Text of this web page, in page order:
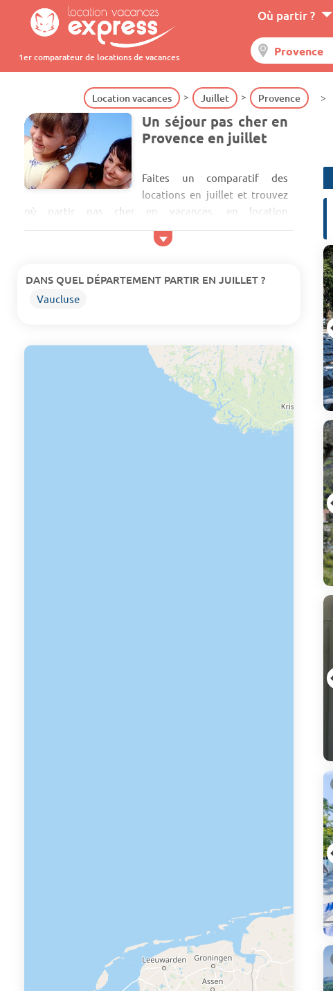
1er comparateur de locations de vacances
Où partir ?
Location vacances Juillet Provence
Un séjour pas cher en
Provence en juillet
Faites un comparatif des
locations en juillet et trouvez
où partir pas cher en vacances, en location
d'appartement avec terrasse, studio, villa, gîte, maison
avec piscine chauffée privée et jardin proche du centre
mobil home dans un camping ou en village de vacances
avec bains à remous, en club vacances avec vue sur la ...
DANS QUEL DÉPARTEMENT PARTIR EN JUILLET ?
Vaucluse